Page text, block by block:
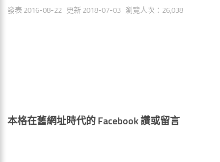
發表 2016-08-22 · 更新 2018-07-03 · 瀏覽人次：26,038
本格在舊網址時代的 Facebook 讚或留言